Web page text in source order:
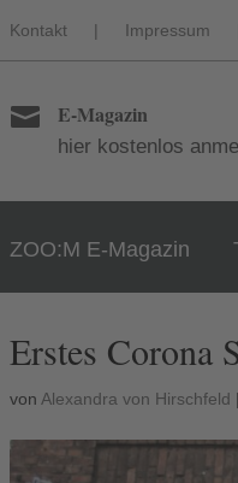
Kontakt | Impressum
 E-Magazin
hier kostenlos
ZOO:M E-Magazin
Erstes Corona
von Alexandra von Hirschfeld